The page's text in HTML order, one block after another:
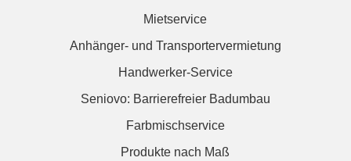
Mietservice
Anhänger- und Transportervermietung
Handwerker-Service
Seniovo: Barrierefreier Badumbau
Farbmischservice
Produkte nach Maß